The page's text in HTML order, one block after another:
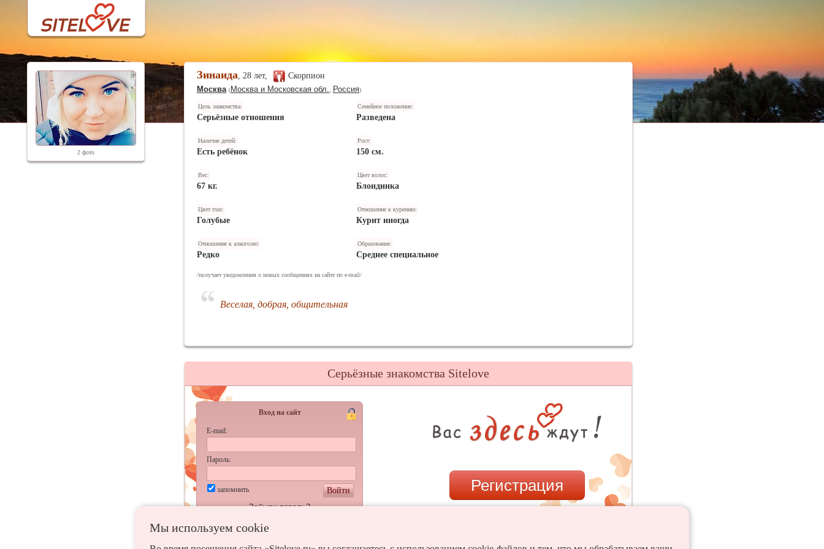
2 фото
Зинаида, 28 лет,
Скорпион
Москва (Москва и Московская обл. Россия)
Цель знакомства:
Серьёзные отношения
Семейное положение:
Разведена
Наличие детей:
Есть ребёнок
Рост:
150 см.
Вес:
67 кг.
Цвет волос:
Блондинка
Цвет глаз:
Голубые
Отношение к курению:
Курит иногда
Отношение к алкоголю:
Редко
Образование:
Среднее специальное
/получает уведомления о новых сообщениях на сайте по e-mail/
Веселая, добрая, общительная
Мы используем сookie
Серьёзные знакомства Sitelove
Вход на сайт
E-mail:
Пароль:
запомнить
Войти
Забыли пароль?
Регистрация